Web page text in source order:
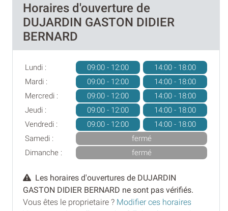
Horaires d'ouverture de
DUJARDIN GASTON DIDIER
BERNARD
Lundi : 09:00 - 12:00
14:00 - 18:00
Mardi :
09:00 - 12:00
14:00 - 18:00
Mercredi :
09:00 - 12:00
14:00 - 18:00
Jeudi :
09:00 - 12:00
14:00 - 18:00
Vendredi :
09:00 - 12:00
14:00 - 18:00
Samedi :
fermé
Dimanche :
fermé
Les horaires d'ouvertures de DUJARDIN
GASTON DIDIER BERNARD ne sont pas vérifiés.
Vous êtes le proprietaire ? Modifier ces horaires